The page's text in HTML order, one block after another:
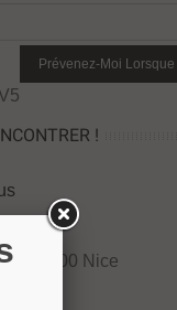
Prévenez-Moi
!
06300 Nice